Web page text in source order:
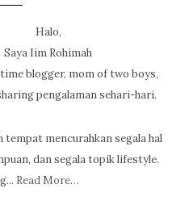
Halo,
Saya Iim Rohimah
blogger, mom of two boys,
pengalaman sehari-hari.
tempat mencurahkan segala hal
dan segala topik lifestyle.
Read More…